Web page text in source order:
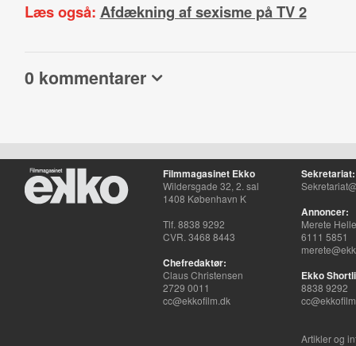
Læs også: Afdækning af sexisme på TV 2
0 kommentarer
Filmmagasinet Ekko
Wildersgade 32, 2. sal
1408 København K
Tlf. 8838 9292
CVR. 3468 8443
Chefredaktør:
Claus Christensen
2729 0011
cc@ekkofilm.dk
Sekretariat:
Annoncer:
Merete
6111 5851
Ekko
8838 9292
Artikler og